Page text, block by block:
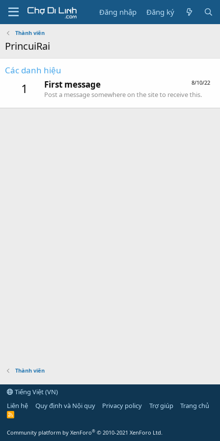
Đăng nhập Đăng ký
Thành viên
PrincuiRai
Các danh hiệu
1 8/10/22
First message
Post a message somewhere on the site to receive this.
Thành viên
Tiếng Việt (VN)
Liên hệ
Quy định và Nội quy Privacy policy Trợ giúp Trang chủ
R
Community platform by XenForo® © 2010-2021 XenForo Ltd.